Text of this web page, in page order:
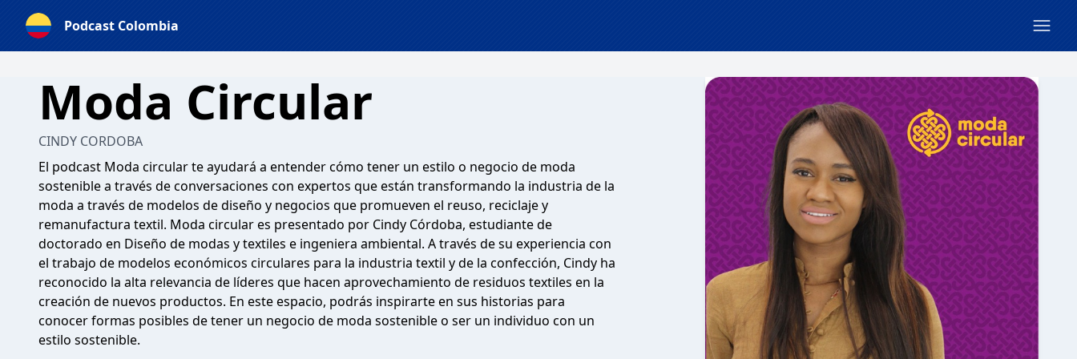
Podcast Colombia
Moda Circular
CINDY CORDOBA
El podcast Moda circular te ayudará a entender cómo tener un estilo o negocio de moda
sostenible a través de conversaciones con expertos que están transformando la industria de la
moda a través de modelos de diseño y negocios que promueven el reuso, reciclaje y
remanufactura textil. Moda circular es presentado por Cindy Córdoba, estudiante de
doctorado en Diseño de modas y textiles e ingeniera ambiental. A través de su experiencia con
el trabajo de modelos económicos circulares para la industria textil y de la confección, Cindy ha
reconocido la alta relevancia de líderes que hacen aprovechamiento de residuos textiles en la
creación de nuevos productos. En este espacio, podrás inspirarte en sus historias para
conocer formas posibles de tener un negocio de moda sostenible o ser un individuo con un
estilo sostenible.